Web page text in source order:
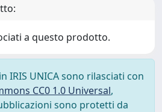
a questo prodotto.
IRIS UNICA sono rilasciati con
CC0 1.0 Universal,
sono protetti da